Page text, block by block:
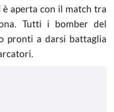
aperta con il match tra
Tutti i bomber del
pronti a darsi battaglia